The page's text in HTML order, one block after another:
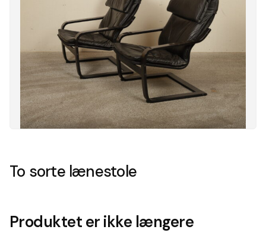
To sorte lænestole
Produktet er ikke længere